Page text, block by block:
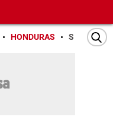
HONDURAS SAN PEDRO